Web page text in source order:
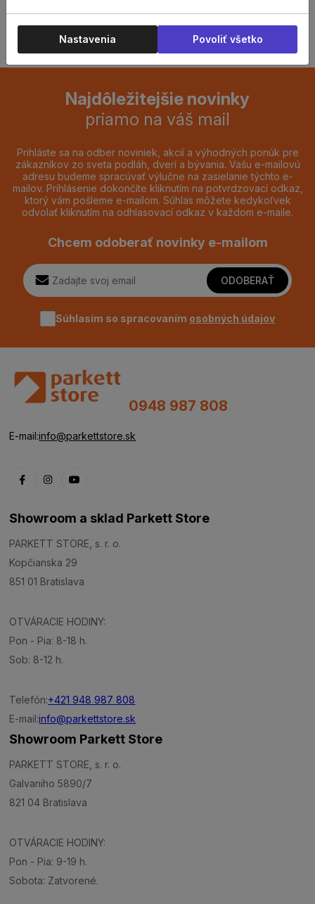
Najdôležitejšie novinky
priamo na váš mail
Prihláste sa na odber noviniek, akcií a výhodných ponúk pre
zákazníkov zo sveta podláh, dverí a bývania. Vašu e-mailovú
adresu budeme spracúvať výlučne na zasielanie týchto e-
mailov. Prihlásenie dokončíte kliknutím na potvrdzovací odkaz,
ktorý vám pošleme e-mailom. Súhlas môžete kedykoľvek
odvolať kliknutím na odhlasovací odkaz v každom e-maile.
Chcem odoberať novinky e-mailom
ODOBERAŤ
Súhlasím so spracovaním osobných údajov
0948 987 808
E-mail:info@parkettstore.sk
Showroom a sklad Parkett Store
PARKETT STORE, s. r. o.
Kopčianska 29
851 01 Bratislava
OTVÁRACIE HODINY:
Pon - Pia: 8-18 h.
Sob: 8-12 h.
Telefón:+421 948 987 808
E-mail:info@parkettstore.sk
Showroom Parkett Store
PARKETT STORE, s. r. o.
Galvaniho 5890/7
821 04 Bratislava
OTVÁRACIE HODINY:
Pon - Pia: 9-19 h.
Sobota: Zatvorené.
Nastavenia Povoliť všetko